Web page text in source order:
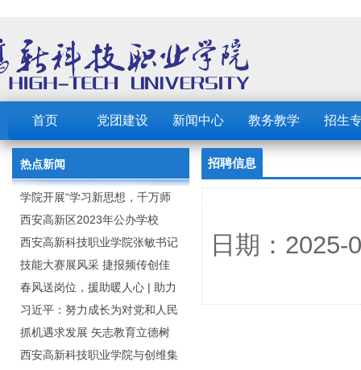
首页 党团建设 新闻中心 教务教学 招生
热点新闻
学院开展“学习新思想，千万师
生同上一堂课”活动
西安高新区2023年公办学校
（园） 公开招聘教职工公告
西安高新科技职业学院张敏书记
为全院师生党员上党课
技能大赛展风采 捷报频传创佳
绩：西安高新科技职业学院师生
在2023年陕西省职业技能大赛中
取佳绩
春风送岗位，援助暖人心 | 助力
毕业生求职就业
习近平：努力成长为对党和人民
忠诚可靠、堪当时代重任的栋梁
之才
抓机遇求发展 矢志教育立德树
人：西安高新科技职业学院召开
西安高新科技职业学院与创维集
招聘信息
日期：